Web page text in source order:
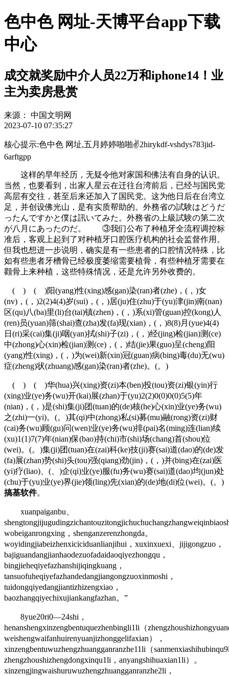
色中色 网址-天博平台app下载
中心
成交就奖励中介人员22万和iphone14！业
主为卖房悬赏
来源：
中国文明网
2023-07-10 07:35:27
核心提示:色中色 网址,五月婷婷啪啪✌2hirykdf-vshdys783jid-
6arftgpp
这样的早年经历，无疑令他对家国和佛法有自身的认识。
当然，也要看到，出家人星云在迁往台湾前后，已经与国民党
高层有交往，甚至后来还加入了国民党。这为他日后在台湾立
足，并创设佛光山，是有实质帮助的。外務省の試験はどうだ
ったんですかと僕は訊いてみた。外務省の上級試験の第二次
が八月にあったのだ。 ③我们公布了种植牙全流程调控标
准后，客观上起到了对种植牙口腔医疗机构的社会监督作用。
但我也想进一步说明，确实是有一些患者的口腔情况特殊，比
如有些患者牙槽骨已经极度萎缩需要植骨，有些种植牙需要在
颧骨上来种植，这些特殊情况，还是允许另外收费的。
( ) ( )阳(yang)性(xing)感(gan)染(ran)者(zhe)，(，)女
(nv)，(，)2(2)4(4)岁(sui)，(，)居(ju)住(zhu)于(yu)津(jin)南(nan)
区(qu)八(ba)里(li)台(tai)镇(zhen)，(，)系(xi)管(guan)控(kong)人
(ren)员(yuan)筛(shai)查(zha)发(fa)现(xian)，(，)8(8)月(yue)4(4)
日(ri)采(cai)集(ji)咽(yan)拭(shi)子(zi)，(，)经(jing)检(jian)测(ce)
中(zhong)心(xin)检(jian)测(ce)，(，)结(jie)果(guo)呈(cheng)阳
(yang)性(xing)，(，)为(wei)新(xin)冠(guan)病(bing)毒(du)无(wu)
症(zheng)状(zhuang)感(gan)染(ran)者(zhe)。(。)
( ) ( )华(hua)兴(xing)资(zi)本(ben)投(tou)资(zi)银(yin)行
(xing)业(ye)务(wu)开(kai)展(zhan)于(yu)2(2)0(0)0(0)5(5)年
(nian)，(，)是(shi)集(ji)团(tuan)的(de)核(he)心(xin)业(ye)务(wu)
之(zhi)一(yi)。(。)其(qi)中(zhong)私(si)募(mu)融(rong)资(zi)财
(cai)务(wu)顾(gu)问(wen)业(ye)务(wu)排(pai)名(ming)连(lian)续
(xu)1(1)7(7)年(nian)保(bao)持(chi)市(shi)场(chang)首(shou)位
(wei)。(。)集(ji)团(tuan)在(zai)科(ke)技(ji)赛(sai)道(dao)的(de)发
(fa)展(zhan)势(shi)头(tou)强(qiang)劲(jin)，(，)并(bing)在(zai)医
(yi)疗(liao)、(、)企(qi)业(ye)服(fu)务(wu)赛(sai)道(dao)均(jun)处
(chu)于(yu)业(ye)界(jie)领(ling)先(xian)的(de)地(di)位(wei)。(。)
搞基软件。
xuanpaiganbu、
wobeiganrongxing，shenganzerenzhongda。
woyidingjiabeizhenxiciciduanlianjihui，xuxinxuexi、jijigongzuo，
bajiguandangjianhaodezuofadaidaoqiyezhongqu，
bingjieheqiyefazhanshijiqingkuang，
tansuofuheqiyefazhandedangjiangongzuoxinmoshi，
tuidongqiyedangjiantizhizengxiao，
baozhangqiyechixujiankangfazhan。”
8yue20ri0—24shi，
henanshengxinzengbentuquezhenbingli1li（
weishengwaifanhuirenyuanjizhonggelifaxian），
xinzengbentuwuzhengzhuangganranzhe11li（
zhengzhoushizhengdongxinqu1li，anyangshihuaxian1li）。
xinzengjingwaishuruwuzhengzhuangganranzhe2li，